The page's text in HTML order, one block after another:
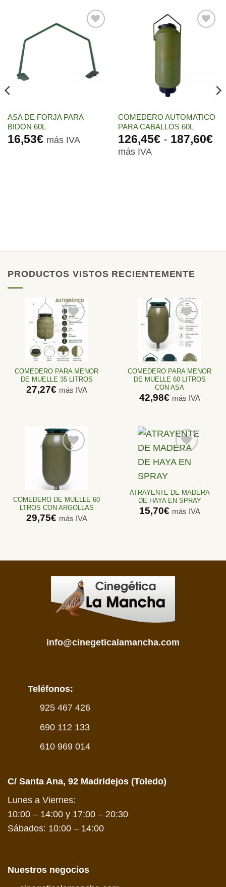
Añadir
a la
lista de
deseos
ASA DE FORJA PARA
BIDON 60L
16,53€ más IVA
COMEDERO AUTOMATICO
PARA CABALLOS 60L
126,45€ - 187,60€
más IVA
PRODUCTOS VISTOS RECIENTEMENTE
Añadir
a la
lista de
COMEDERO PARA MENOR
DE MUELLE 35 LITROS
27,27€ más IVA
Añadir
a la
lista de
COMEDERO PARA MENOR
DE MUELLE 60 LITROS
CON ASA
42,98€ más IVA
a la
lista de
COMEDERO DE MUELLE 60
LTROS CON ARGOLLAS
29,75€ más IVA
Añadir
deseos
ATRAYENTE DE MADERA
DE HAYA EN SPRAY
15,70€ más IVA
info@cinegeticalamancha.com
Teléfonos:
925 467 426
690 112 133
610 969 014
C/ Santa Ana, 92 Madridejos (Toledo)
Lunes a Viernes:
10:00 – 14:00 y 17:00 – 20:30
Sábados: 10:00 – 14:00
Nuestros negocios